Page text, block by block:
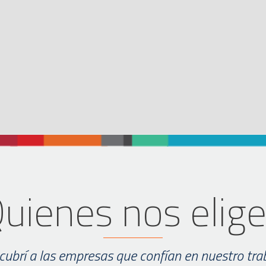
nos
a las empresas que confían en nuestro